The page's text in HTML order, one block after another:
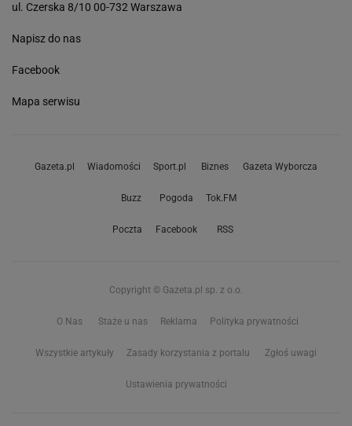
ul. Czerska 8/10 00-732 Warszawa
Napisz do nas
Facebook
Mapa serwisu
Gazeta.pl Wiadomości Sport.pl Biznes Gazeta Wyborcza
Buzz Pogoda Tok.FM
Poczta Facebook RSS
Copyright © Gazeta.pl sp. z o.o.
O Nas Staże u nas Reklama Polityka prywatności
Wszystkie artykuły Zasady korzystania z portalu Zgłoś uwagi
Ustawienia prywatności